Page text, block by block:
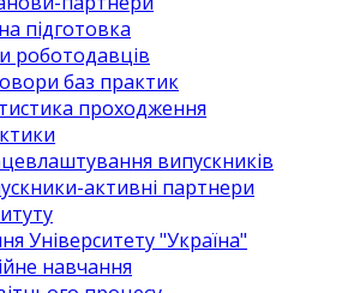
підготовка
роботодавців
баз практик
проходження
випускників
активні партнери
Університету "Україна"
навчання